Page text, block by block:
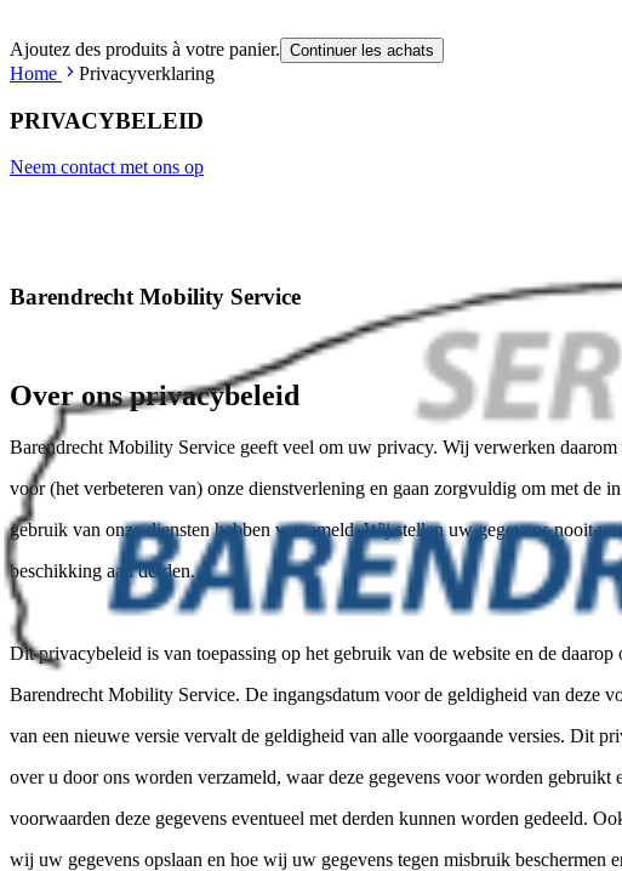
Ajoutez des produits à votre panier. Continuer les achats
Home Privacyverklaring
PRIVACYBELEID
Neem contact met ons op
Barendrecht Mobility Service
Over ons privacybeleid
Barendrecht Mobility Service geeft veel om uw privacy. Wij verwerken
voor (het verbeteren van) onze dienstverlening en gaan zorgvuldig om met de
gebruik van onze diensten hebben verzameld. Wij stellen uw gegevens nooit
beschikking aan derden.
Dit privacybeleid is van toepassing op het gebruik van de website en de daarop
Barendrecht Mobility Service. De ingangsdatum voor de geldigheid van deze
van een nieuwe versie vervalt de geldigheid van alle voorgaande versies. Dit
over u door ons worden verzameld, waar deze gegevens voor worden gebruikt
voorwaarden deze gegevens eventueel met derden kunnen worden gedeeld.
wij uw gegevens opslaan en hoe wij uw gegevens tegen misbruik beschermen